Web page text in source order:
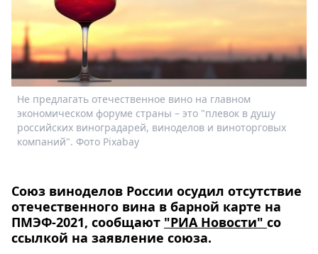
Metro
Стримы
Спецпроекты
Звезды
Выборы
2026
Скачай
Metro
Не предлагать отечественное вино на главном
экономическом форуме страны – это "плевок в душу
российских виноградарей, виноделов и виноторговых
компаний". Фото Pixabay
Союз виноделов России осудил отсутствие
отечественного вина в барной карте на
ПМЭФ-2021, сообщают "РИА Новости" со
ссылкой на заявление союза.